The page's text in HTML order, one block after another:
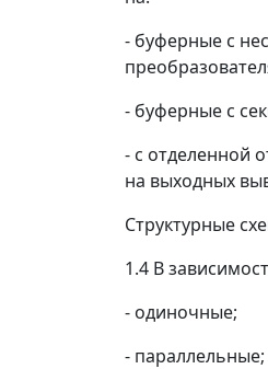
- буферные с
- буферные с
- с отделенной
на выходных
Структурные
1.4 В
- одиночные;
- параллельные;